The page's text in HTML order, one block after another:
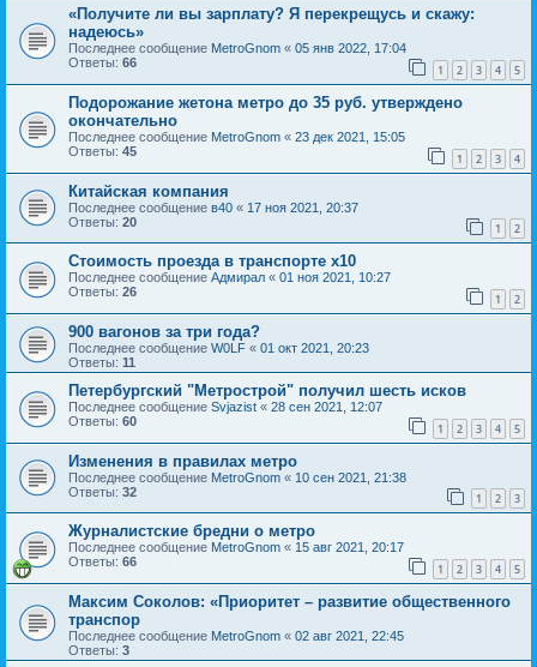
«Получите ли вы зарплату? Я перекрещусь и скажу:
надеюсь»
Последнее сообщение MetroGnom « 05 янв 2022, 17:04
Ответы: 66 1 2 3 4 5
Подорожание жетона метро до 35 руб. утверждено
окончательно
Последнее сообщение MetroGnom « 23 дек 2021, 15:05
Ответы: 45 1 2 3 4
Китайская компания
Последнее сообщение в40 « 17 ноя 2021, 20:37
Ответы: 20 1 2
Стоимость проезда в транспорте х10
Последнее сообщение Адмирал « 01 ноя 2021, 10:27
Ответы: 26 1 2
900 вагонов за три года?
Последнее сообщение W0LF « 01 окт 2021, 20:23
Ответы: 11
Петербургский "Метрострой" получил шесть исков
Последнее сообщение Svjazist « 28 сен 2021, 12:07
Ответы: 60 1 2 3 4 5
Изменения в правилах метро
Последнее сообщение MetroGnom « 10 сен 2021, 21:38
Ответы: 32 1 2 3
Журналистские бредни о метро
Последнее сообщение MetroGnom « 15 авг 2021, 20:17
Ответы: 66 1 2 3 4 5
Максим Соколов: «Приоритет – развитие общественного
транспор
Последнее сообщение MetroGnom « 02 авг 2021, 22:45
Ответы: 3